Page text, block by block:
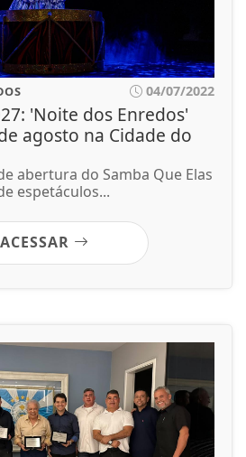
04/07/2022
'Noite dos Enredos'
agosto na Cidade do
abertura do Samba Que Elas
espetáculos...
ACESSAR